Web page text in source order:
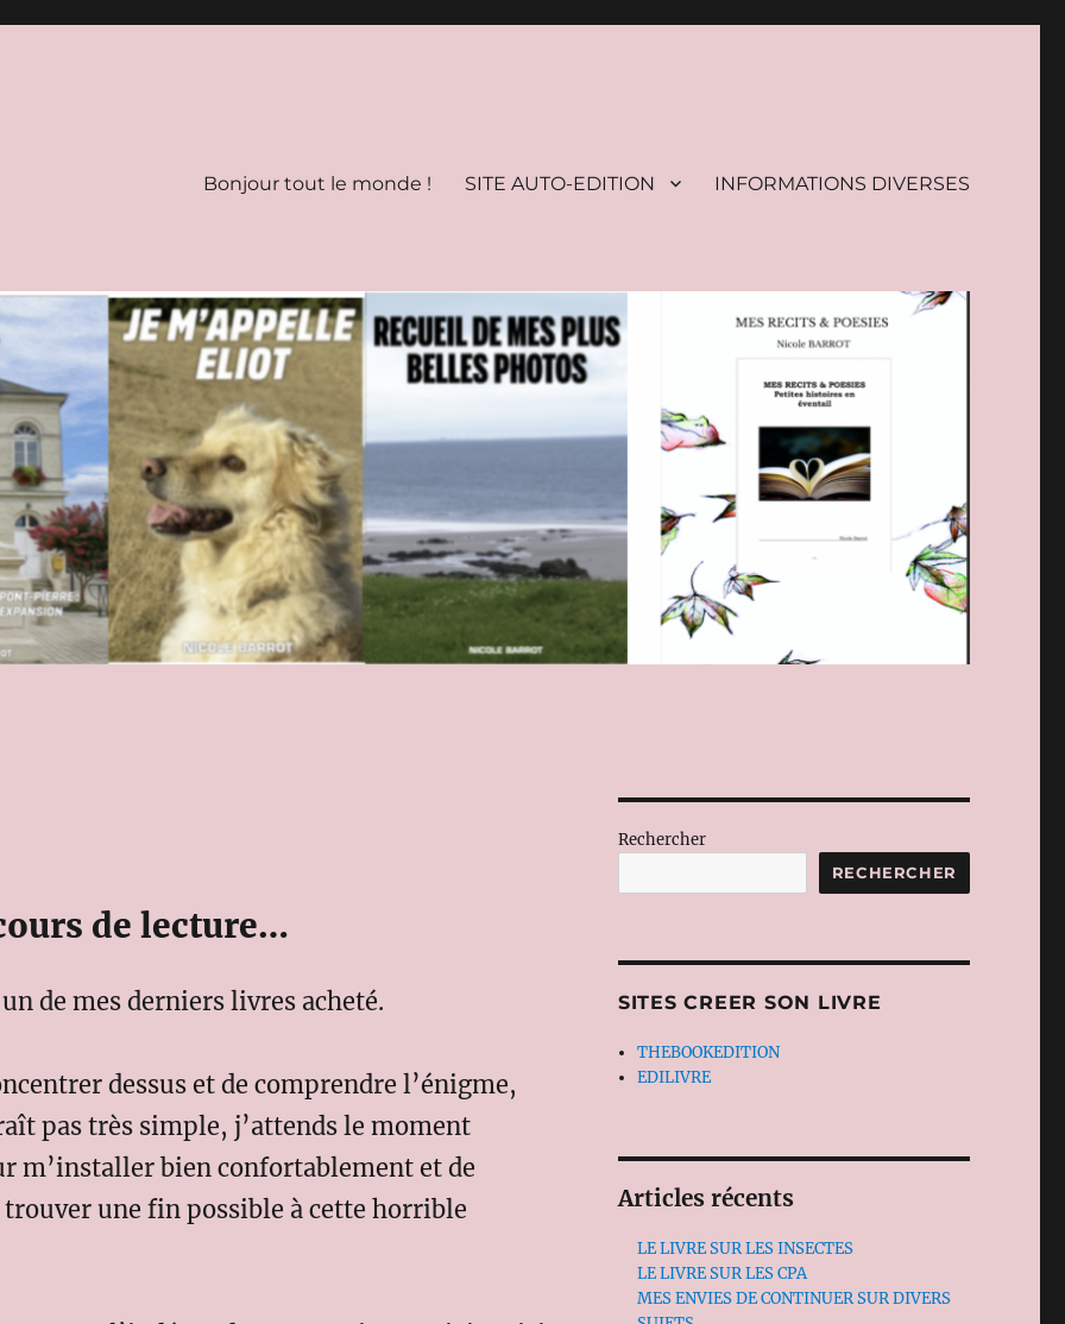
Bonjour tout le monde ! SITE AUTO-EDITION INFORMATIONS DIVERSES
de lecture…
de mes derniers livres acheté.
dessus et de comprendre l’énigme,
pas très simple, j’attends le moment
m’installer bien confortablement et de
une fin possible à cette horrible
Rechercher
RECHERCHER
SITES CREER SON LIVRE
THEBOOKEDITION
EDILIVRE
Articles récents
LE LIVRE SUR LES INSECTES
LE LIVRE SUR LES CPA
MES ENVIES DE CONTINUER SUR DIVERS